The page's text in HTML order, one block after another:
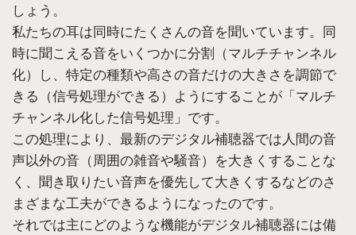
しょう。
私たちの耳は同時にたくさんの音を聞いています。同
時に聞こえる音をいくつかに分割（マルチチャンネル
化）し、特定の種類や高さの音だけの大きさを調節で
きる（信号処理ができる）ようにすることが「マルチ
チャンネル化した信号処理」です。
この処理により、最新のデジタル補聴器では人間の音
声以外の音（周囲の雑音や騒音）を大きくすることな
く、聞き取りたい音声を優先して大きくするなどのさ
まざまな工夫ができるようになったのです。
それでは主にどのような機能がデジタル補聴器には備